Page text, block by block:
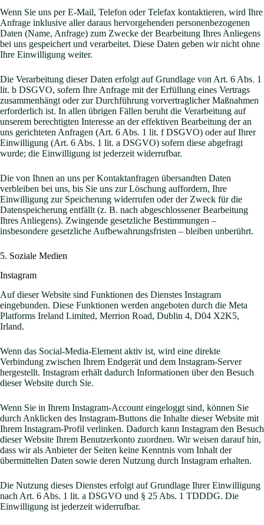
Wenn Sie uns per E-Mail, Telefon oder Telefax kontaktieren, wird Ihre
Anfrage inklusive aller daraus hervorgehenden personenbezogenen
Daten (Name, Anfrage) zum Zwecke der Bearbeitung Ihres Anliegens
bei uns gespeichert und verarbeitet. Diese Daten geben wir nicht ohne
Ihre Einwilligung weiter.
Die Verarbeitung dieser Daten erfolgt auf Grundlage von Art. 6 Abs. 1
lit. b DSGVO, sofern Ihre Anfrage mit der Erfüllung eines Vertrags
zusammenhängt oder zur Durchführung vorvertraglicher Maßnahmen
erforderlich ist. In allen übrigen Fällen beruht die Verarbeitung auf
unserem berechtigten Interesse an der effektiven Bearbeitung der an
uns gerichteten Anfragen (Art. 6 Abs. 1 lit. f DSGVO) oder auf Ihrer
Einwilligung (Art. 6 Abs. 1 lit. a DSGVO) sofern diese abgefragt
wurde; die Einwilligung ist jederzeit widerrufbar.
Die von Ihnen an uns per Kontaktanfragen übersandten Daten
verbleiben bei uns, bis Sie uns zur Löschung auffordern, Ihre
Einwilligung zur Speicherung widerrufen oder der Zweck für die
Datenspeicherung entfällt (z. B. nach abgeschlossener Bearbeitung
Ihres Anliegens). Zwingende gesetzliche Bestimmungen –
insbesondere gesetzliche Aufbewahrungsfristen – bleiben unberührt.
5. Soziale Medien
Instagram
Auf dieser Website sind Funktionen des Dienstes Instagram
eingebunden. Diese Funktionen werden angeboten durch die Meta
Platforms Ireland Limited, Merrion Road, Dublin 4, D04 X2K5,
Irland.
Wenn das Social-Media-Element aktiv ist, wird eine direkte
Verbindung zwischen Ihrem Endgerät und dem Instagram-Server
hergestellt. Instagram erhält dadurch Informationen über den Besuch
dieser Website durch Sie.
Wenn Sie in Ihrem Instagram-Account eingeloggt sind, können Sie
durch Anklicken des Instagram-Buttons die Inhalte dieser Website mit
Ihrem Instagram-Profil verlinken. Dadurch kann Instagram den Besuch
dieser Website Ihrem Benutzerkonto zuordnen. Wir weisen darauf hin,
dass wir als Anbieter der Seiten keine Kenntnis vom Inhalt der
übermittelten Daten sowie deren Nutzung durch Instagram erhalten.
Die Nutzung dieses Dienstes erfolgt auf Grundlage Ihrer Einwilligung
nach Art. 6 Abs. 1 lit. a DSGVO und § 25 Abs. 1 TDDDG. Die
Einwilligung ist jederzeit widerrufbar.